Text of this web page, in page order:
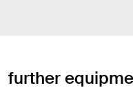
further